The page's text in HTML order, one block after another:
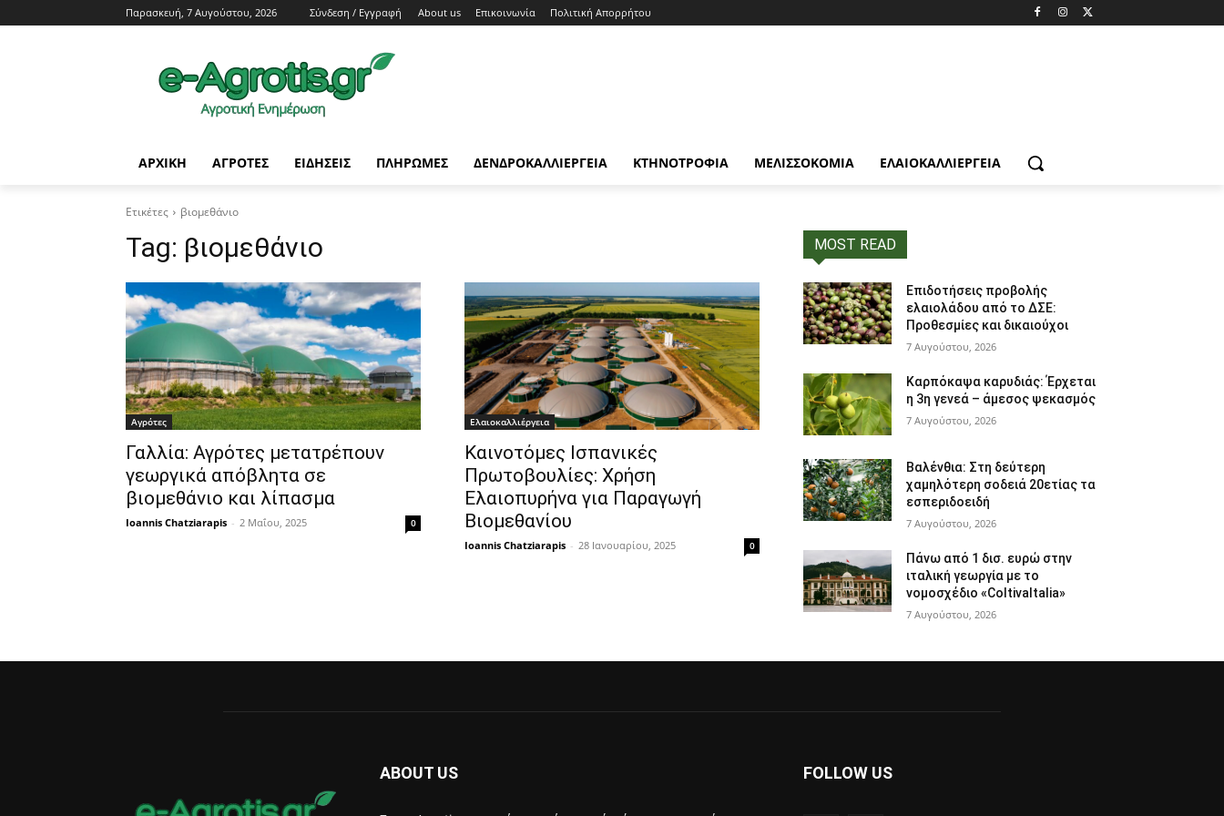
Παρασκευή, 7 Αυγούστου, 2026 Σύνδεση / Εγγραφή About us Επικοινωνία Πολιτική Απορρήτου
ΑΡΧΙΚΗ AΓΡΟΤΕΣ ΕΙΔΗΣΕΙΣ ΠΛΗΡΩΜΕΣ ΔΕΝΔΡΟΚΑΛΛΙΕΡΓΕΙΑ ΚΤΗΝΟΤΡΟΦΙΑ ΜΕΛΙΣΣΟΚΟΜΙΑ ΕΛΑΙΟΚΑΛΛΙΈΡΓΕΙΑ
Ετικέτες βιομεθάνιο
Tag: βιομεθάνιο
Αγρότες
Γαλλία: Αγρότες μετατρέπουν
γεωργικά απόβλητα σε
βιομεθάνιο και λίπασμα
Ioannis Chatziarapis - 2 Μαΐου, 2025 0
Ελαιοκαλλιέργεια
Καινοτόμες Ισπανικές
Πρωτοβουλίες: Χρήση
Ελαιοπυρήνα για Παραγωγή
Βιομεθανίου
Ioannis Chatziarapis - 28 Ιανουαρίου, 2025 0
MOST READ
Επιδοτήσεις προβολής
ελαιολάδου από το ΔΣΕ:
Προθεσμίες και δικαιούχοι
7 Αυγούστου, 2026
Καρπόκαψα καρυδιάς: Έρχεται
η 3η γενεά – άμεσος ψεκασμός
7 Αυγούστου, 2026
Βαλένθια: Στη δεύτερη
χαμηλότερη σοδειά 20ετίας τα
εσπεριδοειδή
7 Αυγούστου, 2026
Πάνω από 1 δισ. ευρώ στην
ιταλική γεωργία με το
νομοσχέδιο «ColtivaItalia»
7 Αυγούστου, 2026
ABOUT US FOLLOW US